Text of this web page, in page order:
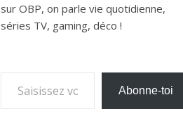
sur OBP, on parle vie quotidienne,
séries TV, gaming, déco !
Saisissez votre adresse e-mail…
Abonne-toi